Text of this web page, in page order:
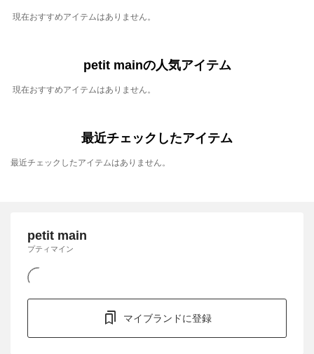
現在おすすめアイテムはありません。
petit mainの人気アイテム
現在おすすめアイテムはありません。
最近チェックしたアイテム
最近チェックしたアイテムはありません。
petit main
プティマイン
マイブランドに登録